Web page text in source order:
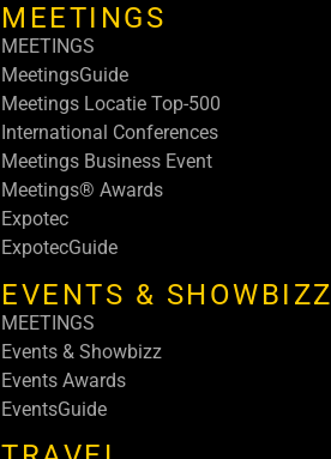
MEETINGS
MEETINGS
MeetingsGuide
Meetings Locatie Top-500
International Conferences
Meetings Business Event
Meetings® Awards
Expotec
ExpotecGuide
EVENTS & SHOWBIZZ
MEETINGS
Events & Showbizz
Events Awards
EventsGuide